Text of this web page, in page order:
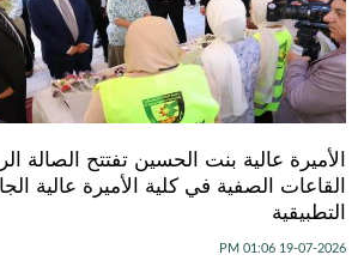
الأميرة عالية بنت الحسين تفتتح الصالة
القاعات الصفية في كلية الأميرة عالية
التطبيقية
19-07-2026 01:06 PM